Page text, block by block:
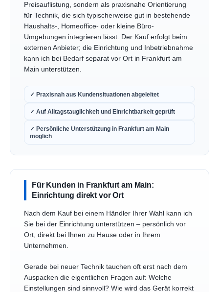
Preisauflistung, sondern als praxisnahe Orientierung
für Technik, die sich typischerweise gut in bestehende
Haushalts-, Homeoffice- oder kleine Büro-
Umgebungen integrieren lässt. Der Kauf erfolgt beim
externen Anbieter; die Einrichtung und Inbetriebnahme
kann ich bei Bedarf separat vor Ort in Frankfurt am
Main unterstützen.
✓ Praxisnah aus Kundensituationen abgeleitet
✓ Auf Alltagstauglichkeit und Einrichtbarkeit geprüft
✓ Persönliche Unterstützung in Frankfurt am Main
möglich
Für Kunden in Frankfurt am Main:
Einrichtung direkt vor Ort
Nach dem Kauf bei einem Händler Ihrer Wahl kann ich
Sie bei der Einrichtung unterstützen – persönlich vor
Ort, direkt bei Ihnen zu Hause oder in Ihrem
Unternehmen.
Gerade bei neuer Technik tauchen oft erst nach dem
Auspacken die eigentlichen Fragen auf: Welche
Einstellungen sind sinnvoll? Wie wird das Gerät korrekt